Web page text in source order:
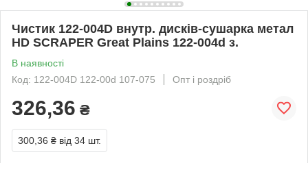
Чистик 122-004D внутр. дисків-сушарка метал
HD SCRAPER Great Plains 122-004d з.
В наявності
Код: 122-004D 122-00d 107-075
Опт і роздріб
326,36 ₴
300,36 ₴ від 34 шт.